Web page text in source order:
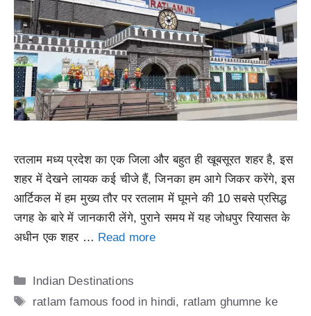
रतलाम मध्य प्रदेश का एक जिला और बहुत ही खूबसूरत शहर है, इस
शहर में देखने लायक कई चीजे हैं, जिनका हम आगे जिकर करेंगे, इस
आर्टिकल में हम मुख्य तौर पर रतलाम में घूमने की 10 सबसे प्रसिद्ध
जगह के बारे में जानकारी लेंगे, पुराने समय में यह जोधपुर रियासत के
अधीन एक शहर … Read more
Categories
Indian Destinations
Tags
ratlam famous food in hindi, ratlam ghumne ke